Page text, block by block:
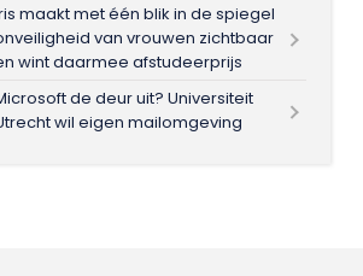
maakt met één blik in de spiegel
van vrouwen zichtbaar
wint daarmee afstudeerprijs
de deur uit? Universiteit
wil eigen mailomgeving